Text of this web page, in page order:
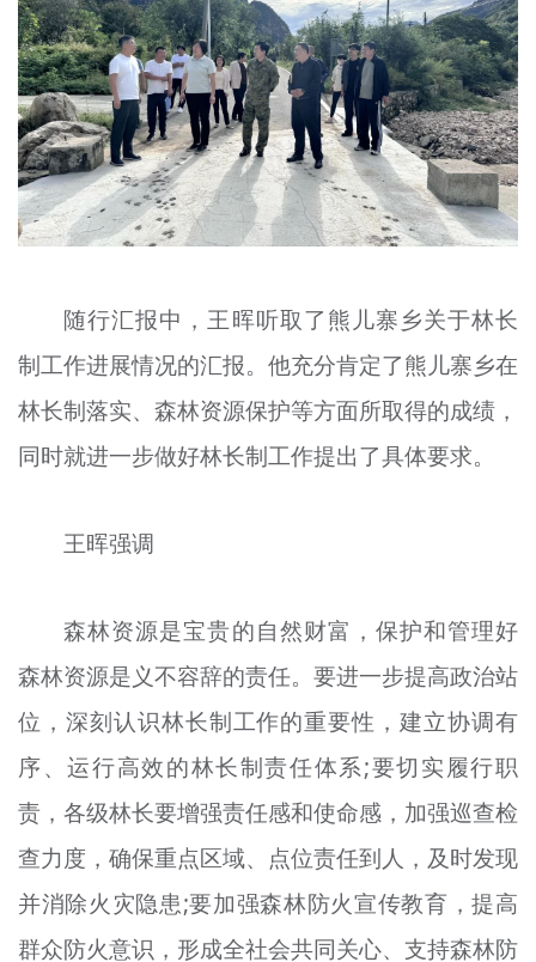
随行汇报中，王晖听取了熊儿寨乡关于林长
制工作进展情况的汇报。他充分肯定了熊儿寨乡在
林长制落实、森林资源保护等方面所取得的成绩，
同时就进一步做好林长制工作提出了具体要求。
王晖强调
森林资源是宝贵的自然财富，保护和管理好
森林资源是义不容辞的责任。要进一步提高政治站
位，深刻认识林长制工作的重要性，建立协调有
序、运行高效的林长制责任体系;要切实履行职
责，各级林长要增强责任感和使命感，加强巡查检
查力度，确保重点区域、点位责任到人，及时发现
并消除火灾隐患;要加强森林防火宣传教育，提高
群众防火意识，形成全社会共同关心、支持森林防